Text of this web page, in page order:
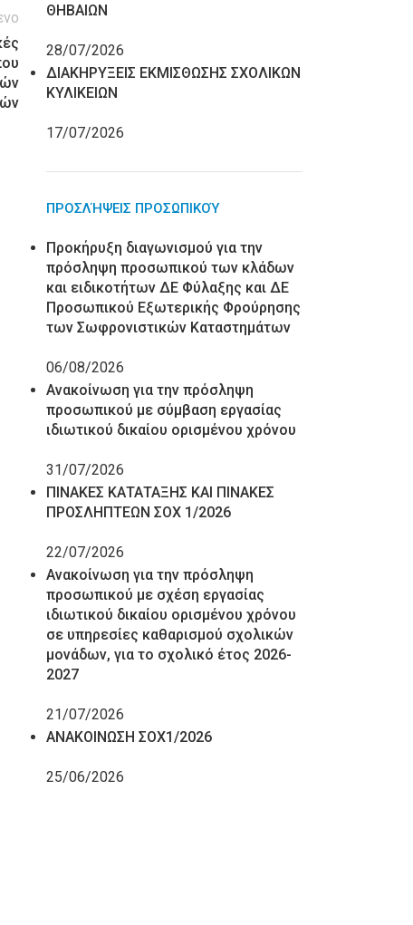
ΘΗΒΑΙΩΝ
28/07/2026
ΔΙΑΚΗΡΥΞΕΙΣ ΕΚΜΙΣΘΩΣΗΣ ΣΧΟΛΙΚΩΝ
ΚΥΛΙΚΕΙΩΝ
17/07/2026
ΠΡΟΣΛΉΨΕΙΣ ΠΡΟΣΩΠΙΚΟΎ
Προκήρυξη διαγωνισμού για την
πρόσληψη προσωπικού των κλάδων
και ειδικοτήτων ΔΕ Φύλαξης και ΔΕ
Προσωπικού Εξωτερικής Φρούρησης
των Σωφρονιστικών Καταστημάτων
06/08/2026
Ανακοίνωση για την πρόσληψη
προσωπικού με σύμβαση εργασίας
ιδιωτικού δικαίου ορισμένου χρόνου
31/07/2026
ΠΙΝΑΚΕΣ ΚΑΤΑΤΑΞΗΣ ΚΑΙ ΠΙΝΑΚΕΣ
ΠΡΟΣΛΗΠΤΕΩΝ ΣΟΧ 1/2026
22/07/2026
Ανακοίνωση για την πρόσληψη
προσωπικού με σχέση εργασίας
ιδιωτικού δικαίου ορισμένου χρόνου
σε υπηρεσίες καθαρισμού σχολικών
μονάδων, για το σχολικό έτος 2026-
2027
21/07/2026
ΑΝΑΚΟΙΝΩΣΗ ΣΟΧ1/2026
25/06/2026